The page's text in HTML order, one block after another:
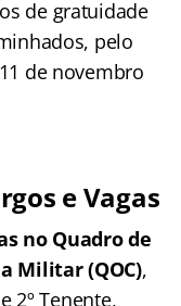
de gratuidade
pelo
de novembro
e Vagas
no Quadro de
Militar (QOC),
2º Tenente,